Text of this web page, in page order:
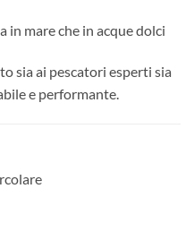
in mare che in acque dolci
sia ai pescatori esperti sia
e performante.